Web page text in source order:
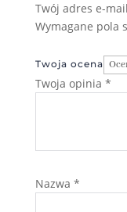
Twój adres e-
Wymagane pola
Twoja ocena
Twoja opinia *
Nazwa *